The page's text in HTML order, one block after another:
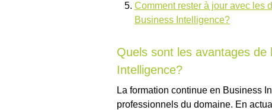
Comment rester à jour avec les
Business Intelligence?
Quels sont les avantages
Intelligence?
La formation continue en Business
professionnels du domaine. En